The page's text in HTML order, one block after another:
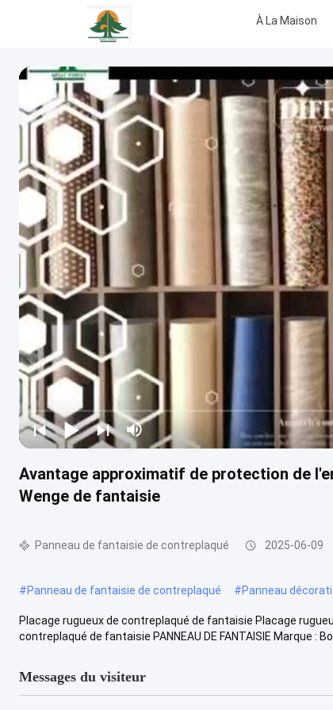
À La Maison
Avantage approximatif de protection de
Wenge de fantaisie
Panneau de fantaisie de contreplaqué 2025-06-09
#Panneau de fantaisie de contreplaqué #Panneau
Placage rugueux de contreplaqué de fantaisie Placage
contreplaqué de fantaisie PANNEAU DE FANTAISIE Marque :
Messages du visiteur